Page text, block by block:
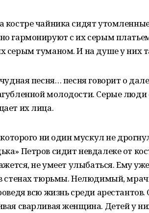
костре чайника сидят
гармонируют с их серым
серым туманом. И на душе у них
песня… песня говорит о
молодости. Серые
их лица.
ни один мускул не
Петров сидит невдалеке от
не умеет улыбаться. Ему
стенах тюрьмы. Нелюдимый,
всю жизнь среди арестантов.
сварливая женщина. Детей у